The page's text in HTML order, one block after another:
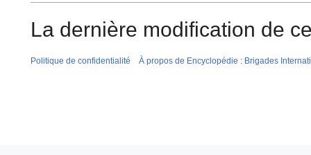
La dernière modification de
Politique de confidentialité À propos de Encyclopédie : Brigades